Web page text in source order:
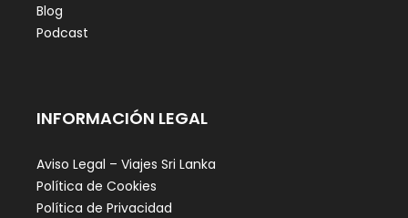
Blog
Podcast
INFORMACIÓN LEGAL
Aviso Legal – Viajes Sri Lanka
Política de Cookies
Política de Privacidad